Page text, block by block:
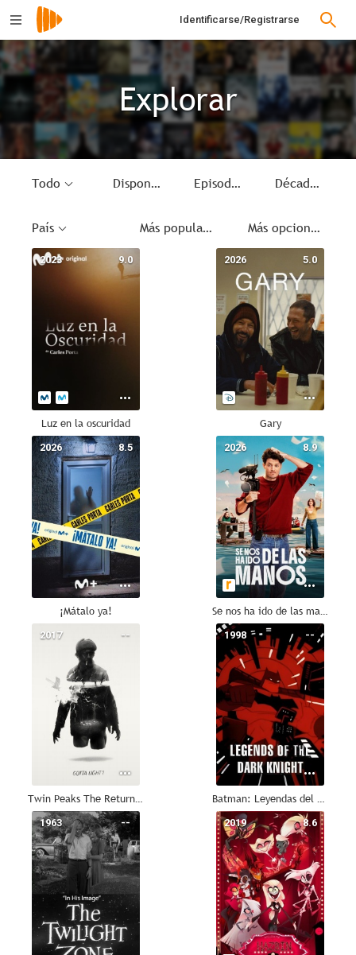
Identificarse/Registrarse
Explorar
Todo Disponible Episodio de TV Década
País Más populares Más opciones
9.0
2023
Luz en la oscuridad
5.0
2026
Gary
8.5
2026
¡Mátalo ya!
8.9
2026
Se nos ha ido de las manos
--
2017
Twin Peaks The Return: Gotta Light?
--
1998
Batman: Leyendas del Guardián Negro
--
1963 8.6
2019